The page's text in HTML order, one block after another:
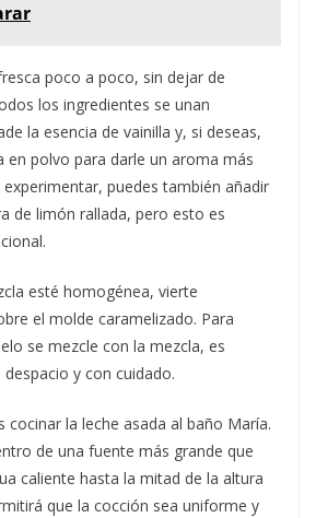
poco a poco, sin dejar de
los ingredientes se unan
la esencia de vainilla y, si deseas,
en polvo para darle un aroma más
puedes también añadir
de limón rallada, pero esto es
esté homogénea, vierte
el molde caramelizado. Para
se mezcle con la mezcla, es
y con cuidado.
cocinar la leche asada al baño María.
de una fuente más grande que
caliente hasta la mitad de la altura
que la cocción sea uniforme y